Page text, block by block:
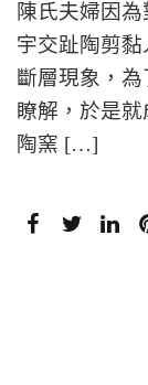
陳氏夫婦因
宇交趾陶剪
斷層現象，
瞭解，於是
陶窯 […]